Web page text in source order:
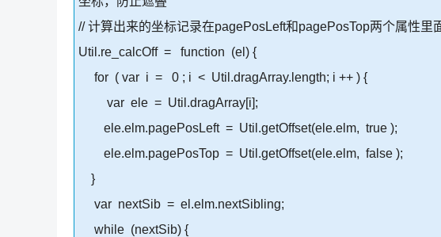
// 计算出来的坐标记录在pagePosLeft和pagePosTop两个属性里
Util.re_calcOff = function (el) {
for ( var i = 0 ; i < Util.dragArray.length; i ++ ) {
var ele = Util.dragArray[i];
ele.elm.pagePosLeft = Util.getOffset(ele.elm, true );
ele.elm.pagePosTop = Util.getOffset(ele.elm, false );
}
var nextSib = el.elm.nextSibling;
while (nextSib) {